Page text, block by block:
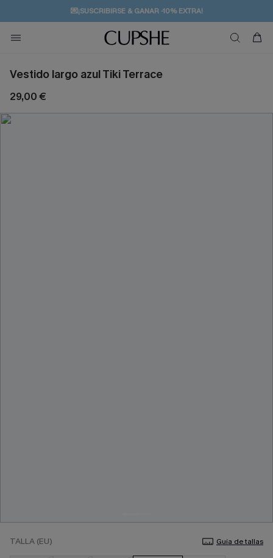
💌¡SUSCRIBIRSE & GANAR -10% EXTRA!
🚚ENVÍO GRATUITO A PARTIR DE 49 € >>
Vestido largo azul Tiki Terrace
29,00 €
TALLA (EU) Guía de tallas